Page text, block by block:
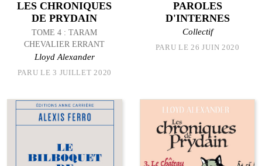
LES CHRONIQUES
DE PRYDAIN
TOME 4 : TARAM
CHEVALIER ERRANT
Lloyd Alexander
PARU LE 3 JUILLET 2020
PAROLES
D'INTERNES
Collectif
PARU LE 26 JUIN 2020